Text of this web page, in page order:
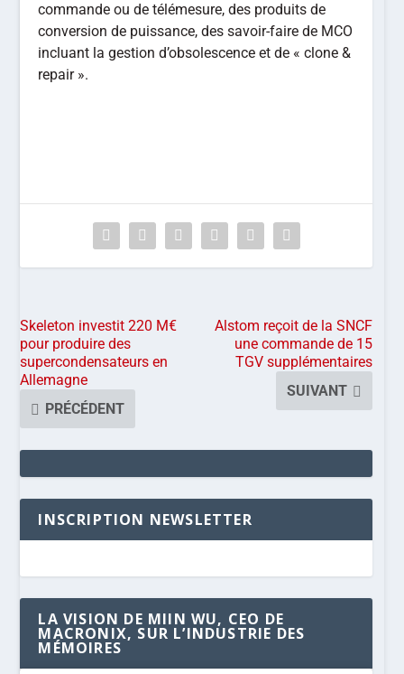
commande ou de télémesure, des produits de
conversion de puissance, des savoir-faire de MCO
incluant la gestion d’obsolescence et de « clone &
repair ».
Skeleton investit 220 M€
pour produire des
supercondensateurs en
Allemagne
PRÉCÉDENT
Alstom reçoit de la SNCF
une commande de 15
TGV supplémentaires
SUIVANT
INSCRIPTION NEWSLETTER
LA VISION DE MIIN WU, CEO DE
MACRONIX, SUR L’INDUSTRIE DES
MÉMOIRES